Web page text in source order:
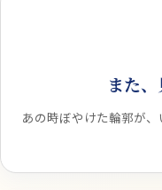
また、
あの時ぼやけた輪郭が